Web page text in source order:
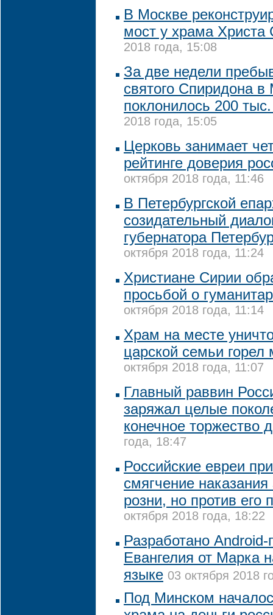
В Москве
мост у храма Христа
2018 года, 15:08
За две недели
святого Спиридона
поклонилось 200
2018 года, 15:05
Церковь занимает
рейтинге доверия
октября 2018 года, 11:46
В Петербургской
созидательный
губернатора
октября 2018 года, 11:24
Христиане Сирии
просьбой о
октября 2018 года, 11:14
Храм на месте
царской семьи
октября 2018 года, 11:07
Главный раввин
заряжал целые
конечное торжество
года, 18:47
Российские евреи
смягчение
розни, но против его
октября 2018 года, 18:22
Разработано
Евангелия от Марка
языке 03 октября 2018
Под Минском